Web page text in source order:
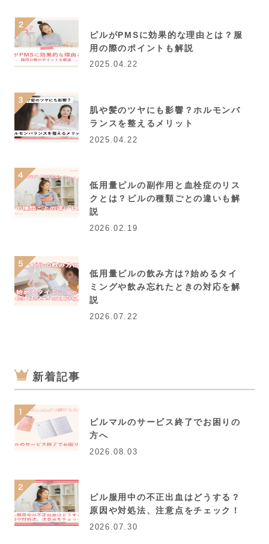
ピルがPMSに効果的な理由とは？服
用の際のポイントも解説
2025.04.22
肌や髪のツヤにも影響？ホルモンバ
ランスを整えるメリット
2025.04.22
低用量ピルの副作用と血栓症のリス
クとは？ピルの種類ごとの違いも解
説
2026.02.19
低用量ピルの飲み方は?始めるタイ
ミングや飲み忘れたときの対応を解
説
2026.07.22
新着記事
ピルマルのサービス終了でお困りの
方へ
2026.08.03
ピル服用中の不正出血はどうする？
原因や対処法、注意点をチェック！
2026.07.30